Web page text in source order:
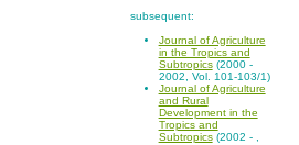
subsequent:
Journal of Agriculture
in the Tropics and
Subtropics(2000 -
2002, Vol. 101-103/1)
Journal of Agriculture
and Rural
Development in the
Tropics and
Subtropics(2002 - ,